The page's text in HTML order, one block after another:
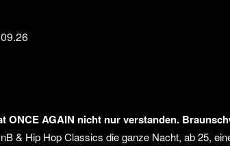
ONCE AGAIN nicht nur verstanden.
& Hip Hop Classics die ganze Nacht, ab 25,